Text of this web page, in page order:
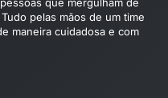
que mergulham de
pelas mãos de um time
maneira cuidadosa e com